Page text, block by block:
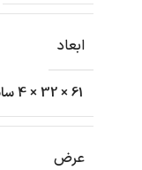
ابعاد
61 × 32 × 4 سانتیمتر
عرض